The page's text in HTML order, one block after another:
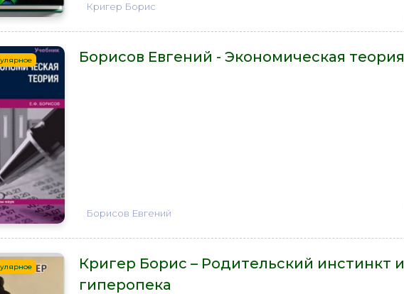
Кригер Борис
Борисов Евгений - Экономическая теория
Борисов Евгений
Кригер Борис – Родительский инстинкт и
гиперопека